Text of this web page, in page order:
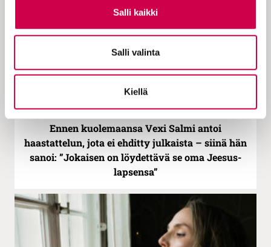
Salli kaikki
Salli valinta
Kiellä
PYHÄ HETKI | 23.11.2023
Ennen kuolemaansa Vexi Salmi antoi
haastattelun, jota ei ehditty julkaista – siinä hän
sanoi: ”Jokaisen on löydettävä se oma Jeesus-
lapsensa”